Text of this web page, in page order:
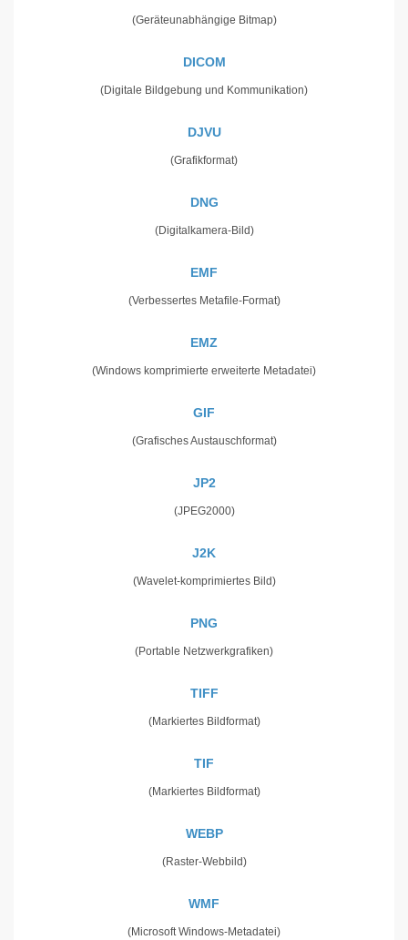
(Geräteunabhängige Bitmap)
DICOM
(Digitale Bildgebung und Kommunikation)
DJVU
(Grafikformat)
DNG
(Digitalkamera-Bild)
EMF
(Verbessertes Metafile-Format)
EMZ
(Windows komprimierte erweiterte Metadatei)
GIF
(Grafisches Austauschformat)
JP2
(JPEG2000)
J2K
(Wavelet-komprimiertes Bild)
PNG
(Portable Netzwerkgrafiken)
TIFF
(Markiertes Bildformat)
TIF
(Markiertes Bildformat)
WEBP
(Raster-Webbild)
WMF
(Microsoft Windows-Metadatei)